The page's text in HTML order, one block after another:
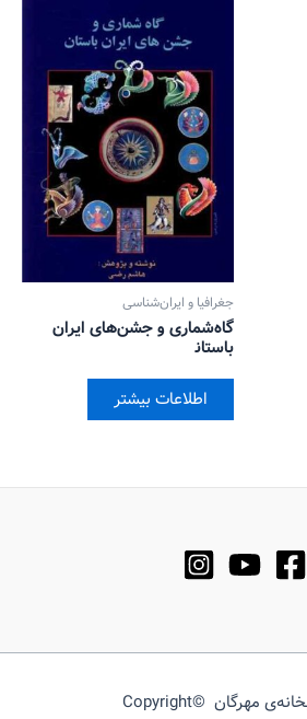
جغرافیا و ایران‌شناسی
گاه‌شماری و جشن‌های ایران
باستان‍
اطلاعات بیشتر